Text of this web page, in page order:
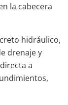
la cabecera
hidráulico,
drenaje y
a